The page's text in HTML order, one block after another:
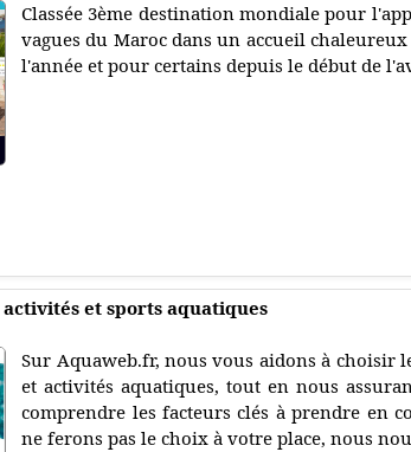
Classée 3ème destination mondiale pour
vagues du Maroc dans un accueil
l'année et pour certains depuis le début de
et sports aquatiques
Sur Aquaweb.fr, nous vous aidons à
et activités aquatiques, tout en nous
comprendre les facteurs clés à prendre en
ne ferons pas le choix à votre place, nous